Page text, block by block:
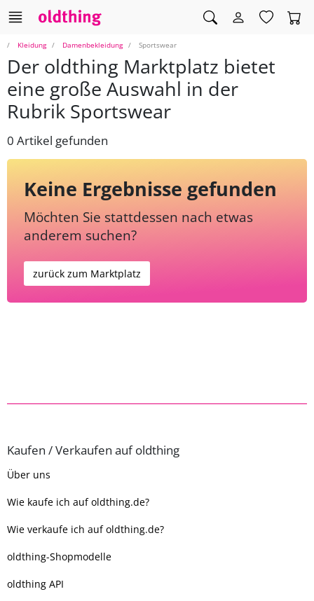
Kleidung Damenbekleidung Sportswear
Der oldthing Marktplatz bietet
eine große Auswahl in der
Rubrik Sportswear
0 Artikel gefunden
Keine Ergebnisse gefunden
Möchten Sie stattdessen nach etwas
anderem suchen?
zurück zum Marktplatz
Kaufen / Verkaufen auf oldthing
Über uns
Wie kaufe ich auf oldthing.de?
Wie verkaufe ich auf oldthing.de?
oldthing-Shopmodelle
oldthing API